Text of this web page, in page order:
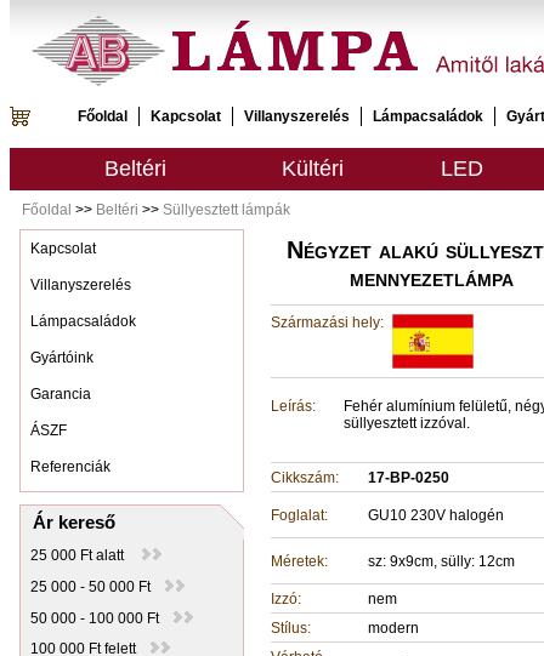
Főoldal Kapcsolat Villanyszerelés Lámpacsaládok
Beltéri Kültéri LED
Főoldal >> Beltéri >> Süllyesztett lámpák
Kapcsolat
Villanyszerelés
Lámpacsaládok
Gyártóink
Garancia
ÁSZF
Referenciák
Ár kereső
25 000 Ft alatt
25 000 - 50 000 Ft
50 000 - 100 000 Ft
100 000 Ft felett
Négyzet alakú
mennyezetlámpa
Származási hely:
Leírás:
Fehér alumínium felületű,
süllyesztett izzóval.
Cikkszám: 17-BP-0250
Foglalat: GU10 230V halogén
Méretek: sz: 9x9cm, sülly: 12cm
Izzó:
nem
Stílus:
modern